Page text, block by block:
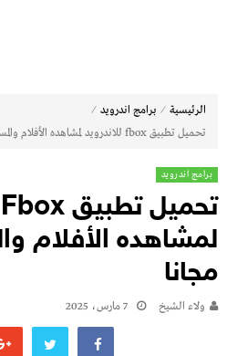
الرئيسية ⁄ برامج اندرويد ⁄
تحميل تطبيق fbox للاندرويد لمشاهده الأفلام والمسلسلات مجانا
برامج اندرويد
لمشاهده الأفلام
مجانا
ولاء الشيخ 7 مارس، 2025